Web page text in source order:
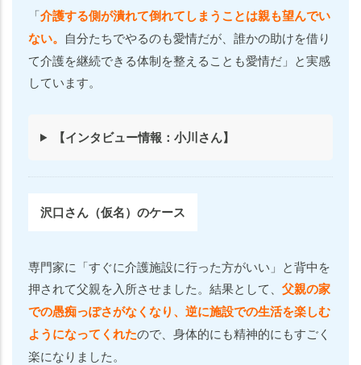
「介護する側が潰れて倒れてしまうことは親も望んでい
ない。 自分たちでやるのも愛情だが、誰かの助けを借り
て介護を継続できる体制を整えることも愛情だ」と実感
しています。
【インタビュー情報：小川さん】
沢口さん（仮名）のケース
専門家に「すぐに介護施設に行った方がいい」と背中を
押されて父親を入所させました。結果として、 父親の家
での愚痴っぽさがなくなり、逆に施設での生活を楽しむ
ようになってくれたので、身体的にも精神的にもすごく
楽になりました。